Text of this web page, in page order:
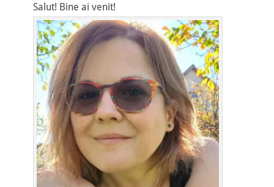
Salut! Bine ai venit!